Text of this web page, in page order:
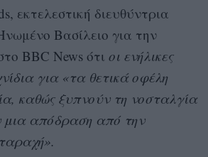
εκτελεστική διευθύντρια
Βασίλειο για την
BBC News ότι οι ενήλικες
για «τα θετικά οφέλη
καθώς ξυπνούν τη νοσταλγία
μια απόδραση από την